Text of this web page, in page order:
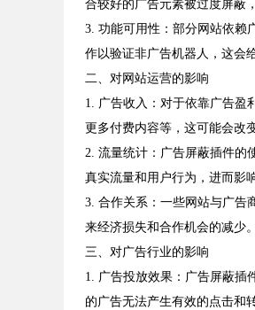
合较好的广告元素被过度屏蔽
3. 功能可用性：部分网站依赖
作以验证非广告机器人，这会
二、对网站运营的影响
1. 广告收入：对于依靠广告盈
更多付费内容等，这可能会改
2. 流量统计：广告屏蔽插件的
真实流量和用户行为，进而影
3. 合作关系：一些网站与广告
来经济损失和合作机会的减少。
三、对广告行业的影响
1. 广告投放效果：广告屏蔽插
的广告无法产生有效的点击和